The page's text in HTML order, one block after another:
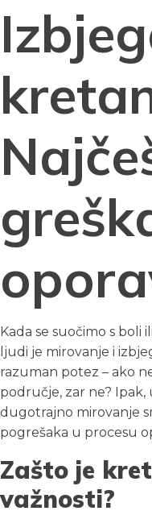
Kada se suočimo s boli
ljudi je mirovanje i
razuman potez – ako
područje, zar ne?
dugotrajno mirovanje
pogrešaka u procesu
Zašto je
važnosti?